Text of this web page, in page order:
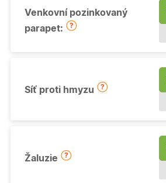
Venkovní pozinkovaný
parapet:
Síť proti hmyzu
Žaluzie